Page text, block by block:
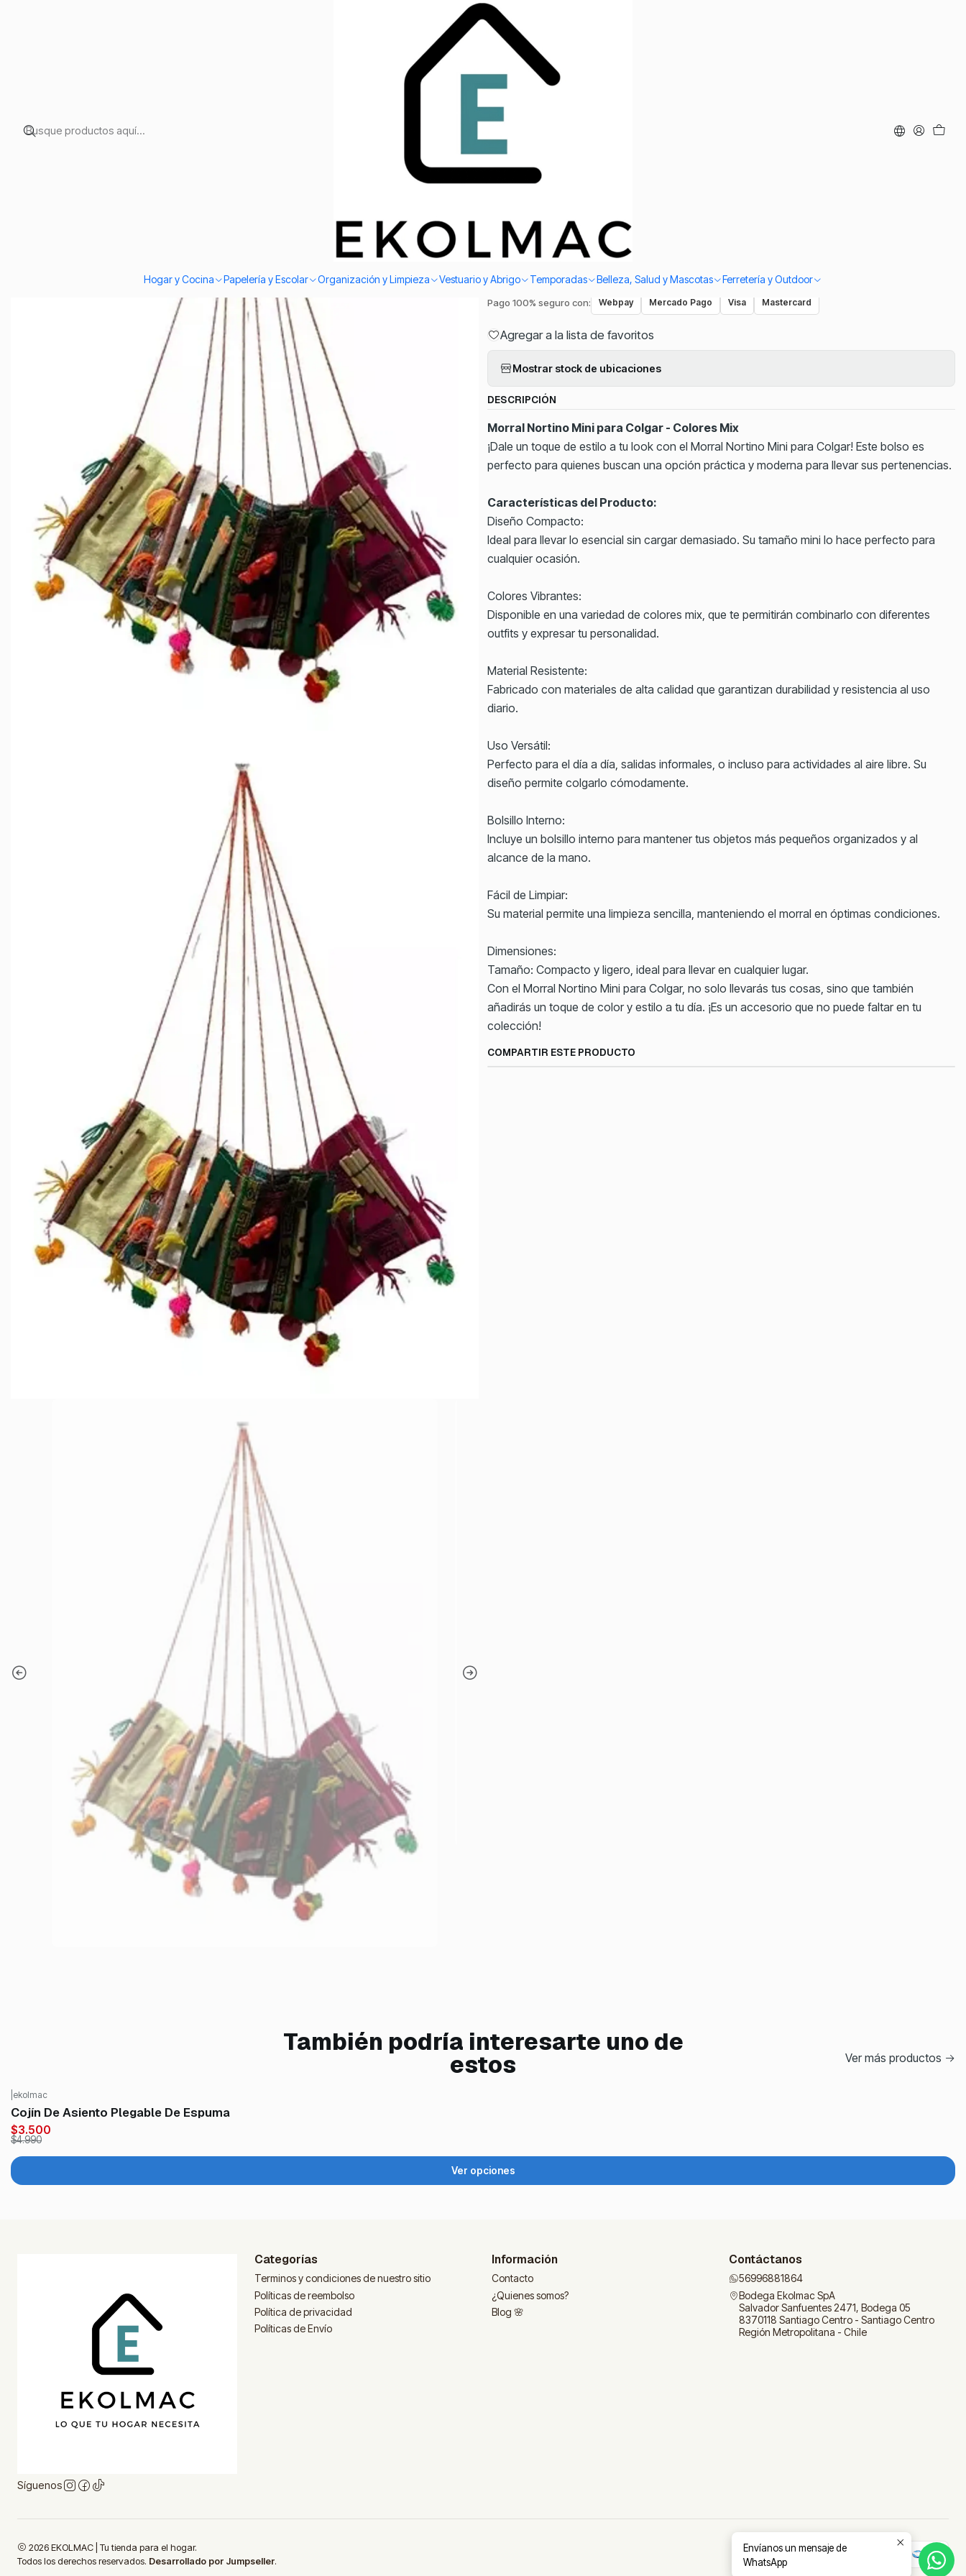
Hogar y Cocina Papelería y Escolar Organización y Limpieza Vestuario y Abrigo Temporadas Belleza, Salud y Mascotas Ferretería y Outdoor
Envío el mismo día en Santiago
|
Bolso Morral Nortino Colores
Mix
Compra protegida. Garantía ante defectos de fabricación y cambios según nuestra política.
Pago 100% seguro con: Webpay Mercado Pago Visa Mastercard
Agregar a la lista de favoritos
Mostrar stock de ubicaciones
DESCRIPCIÓN
Morral Nortino Mini para Colgar - Colores Mix
¡Dale un toque de estilo a tu look con el Morral Nortino Mini para Colgar! Este bolso es
perfecto para quienes buscan una opción práctica y moderna para llevar sus pertenencias.
Características del Producto:
Diseño Compacto:
Ideal para llevar lo esencial sin cargar demasiado. Su tamaño mini lo hace perfecto para
cualquier ocasión.
Colores Vibrantes:
Disponible en una variedad de colores mix, que te permitirán combinarlo con diferentes
outfits y expresar tu personalidad.
Material Resistente:
Fabricado con materiales de alta calidad que garantizan durabilidad y resistencia al uso
diario.
Uso Versátil:
Perfecto para el día a día, salidas informales, o incluso para actividades al aire libre. Su
diseño permite colgarlo cómodamente.
Bolsillo Interno:
Incluye un bolsillo interno para mantener tus objetos más pequeños organizados y al
alcance de la mano.
Fácil de Limpiar:
Su material permite una limpieza sencilla, manteniendo el morral en óptimas condiciones.
Dimensiones:
Tamaño: Compacto y ligero, ideal para llevar en cualquier lugar.
Con el Morral Nortino Mini para Colgar, no solo llevarás tus cosas, sino que también
añadirás un toque de color y estilo a tu día. ¡Es un accesorio que no puede faltar en tu
colección!
COMPARTIR ESTE PRODUCTO
También podría interesarte uno de
estos Ver más productos
ekolmac
Cojín De Asiento Plegable De Espuma
$3.500
$4.990
Ver opciones
Síguenos
Categorías
Terminos y condiciones de nuestro sitio
Políticas de reembolso
Política de privacidad
Políticas de Envío
Información
Contacto
¿Quienes somos?
Blog 🌸
Contáctanos
56996881864
Bodega Ekolmac SpA
Salvador Sanfuentes 2471, Bodega 05
8370118 Santiago Centro - Santiago Centro
Región Metropolitana - Chile
2026 EKOLMAC | Tu tienda para el hogar.
Todos los derechos reservados. Desarrollado por Jumpseller.
Envíanos un mensaje de
WhatsApp